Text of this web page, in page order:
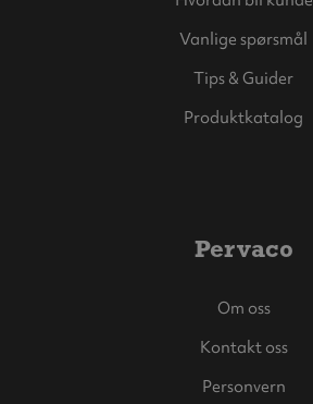
Vanlige spørsmål
Tips & Guider
Produktkatalog
Pervaco
Om oss
Kontakt oss
Personvern